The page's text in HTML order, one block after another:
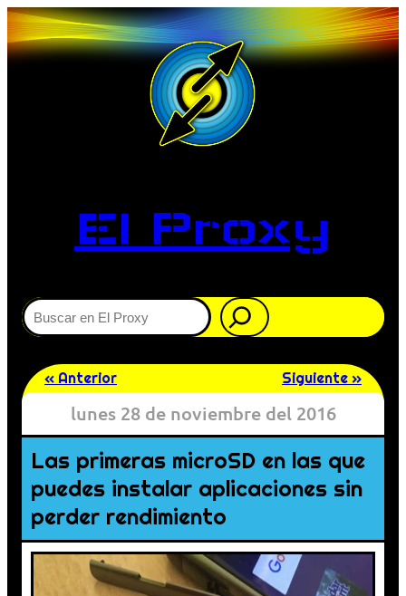
El Proxy
Buscar
« Anterior Siguiente »
lunes 28 de noviembre del 2016
Las primeras microSD en las que
puedes instalar aplicaciones sin
perder rendimiento